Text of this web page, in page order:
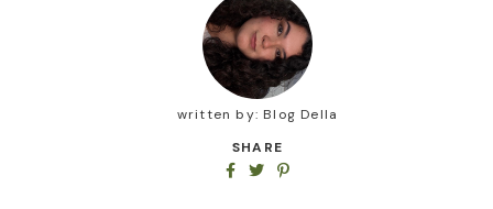
written by: Blog Della
SHARE